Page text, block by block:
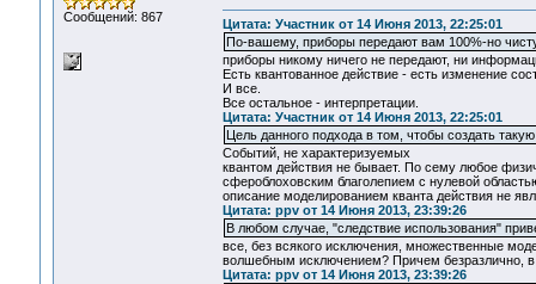
Сообщений: 867
Цитата: Участник от 14 Июня 2013, 22:25:01
По-вашему, приборы передают вам 100%-но
приборы никому ничего не передают, ни
Есть квантованное действие - есть изменение
И все.
Все остальное - интерпретации.
Цитата: Участник от 14 Июня 2013, 22:25:01
Цель данного подхода в том, чтобы создать
Событий, не характеризуемых
квантом действия не бывает. По сему любое
сфероблоховским благолепием с нулевой
описание моделированием кванта действия не
Цитата: ppv от 14 Июня 2013, 23:39:26
В любом случае, "следствие использования"
все, без всякого исключения, множественные
волшебным исключением? Причем безразлично, в
Цитата: ppv от 14 Июня 2013, 23:39:26